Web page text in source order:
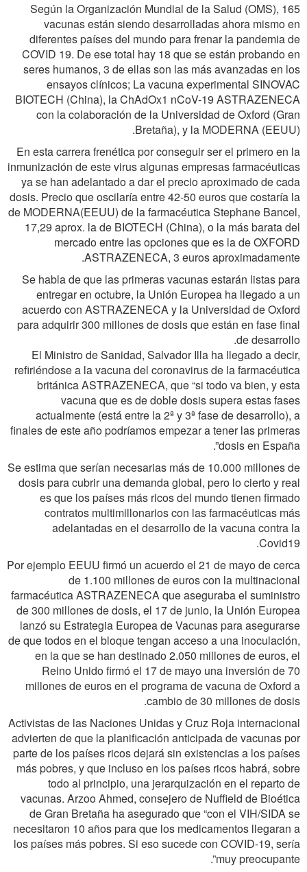
Según la Organización Mundial de la Salud (OMS), 165
vacunas están siendo desarrolladas ahora mismo en
diferentes países del mundo para frenar la pandemia de
COVID 19. De ese total hay 18 que se están probando en
seres humanos, 3 de ellas son las más avanzadas en los
ensayos clínicos; La vacuna experimental SINOVAC
BIOTECH (China), la ChAdOx1 nCoV-19 ASTRAZENECA
con la colaboración de la Universidad de Oxford (Gran
Bretaña), y la MODERNA (EEUU).
En esta carrera frenética por conseguir ser el primero en la
inmunización de este virus algunas empresas farmacéuticas
ya se han adelantado a dar el precio aproximado de cada
dosis. Precio que oscilaría entre 42-50 euros que costaría la
de MODERNA(EEUU) de la farmacéutica Stephane Bancel,
17,29 aprox. la de BIOTECH (China), o la más barata del
mercado entre las opciones que es la de OXFORD
ASTRAZENECA, 3 euros aproximadamente.
Se habla de que las primeras vacunas estarán listas para
entregar en octubre, la Unión Europea ha llegado a un
acuerdo con ASTRAZENECA y la Universidad de Oxford
para adquirir 300 millones de dosis que están en fase final
de desarrollo.
El Ministro de Sanidad, Salvador Illa ha llegado a decir,
refiriéndose a la vacuna del coronavirus de la farmacéutica
británica ASTRAZENECA, que “si todo va bien, y esta
vacuna que es de doble dosis supera estas fases
actualmente (está entre la 2ª y 3ª fase de desarrollo), a
finales de este año podríamos empezar a tener las primeras
dosis en España”.
Se estima que serían necesarias más de 10.000 millones de
dosis para cubrir una demanda global, pero lo cierto y real
es que los países más ricos del mundo tienen firmado
contratos multimillonarios con las farmacéuticas más
adelantadas en el desarrollo de la vacuna contra la
Covid19.
Por ejemplo EEUU firmó un acuerdo el 21 de mayo de cerca
de 1.100 millones de euros con la multinacional
farmacéutica ASTRAZENECA que aseguraba el suministro
de 300 millones de dosis, el 17 de junio, la Unión Europea
lanzó su Estrategia Europea de Vacunas para asegurarse
de que todos en el bloque tengan acceso a una inoculación,
en la que se han destinado 2.050 millones de euros, el
Reino Unido firmó el 17 de mayo una inversión de 70
millones de euros en el programa de vacuna de Oxford a
cambio de 30 millones de dosis.
Activistas de las Naciones Unidas y Cruz Roja internacional
advierten de que la planificación anticipada de vacunas por
parte de los países ricos dejará sin existencias a los países
más pobres, y que incluso en los países ricos habrá, sobre
todo al principio, una jerarquización en el reparto de
vacunas. Arzoo Ahmed, consejero de Nuffield de Bioética
de Gran Bretaña ha asegurado que “con el VIH/SIDA se
necesitaron 10 años para que los medicamentos llegaran a
los países más pobres. Si eso sucede con COVID-19, sería
muy preocupante”.